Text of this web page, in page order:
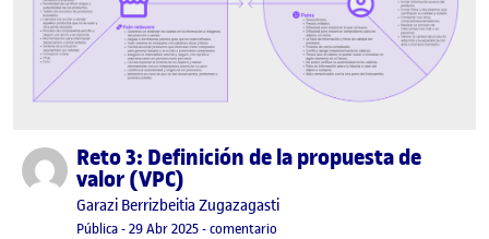
Publicado porReto 3: Definición de la propuesta de
valor (VPC)
Publicado por
Garazi Berrizbeitia Zugazagasti
Visibilidad:
Pública-Fecha de publicación
29 Abr 202529 abril, 2025 2:00 pm
-comentario